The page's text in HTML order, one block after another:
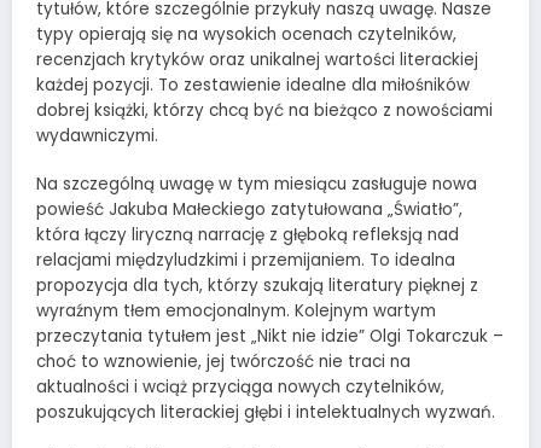
tytułów, które szczególnie przykuły naszą uwagę. Nasze
typy opierają się na wysokich ocenach czytelników,
recenzjach krytyków oraz unikalnej wartości literackiej
każdej pozycji. To zestawienie idealne dla miłośników
dobrej książki, którzy chcą być na bieżąco z nowościami
wydawniczymi.
Na szczególną uwagę w tym miesiącu zasługuje nowa
powieść Jakuba Małeckiego zatytułowana „Światło”,
która łączy liryczną narrację z głęboką refleksją nad
relacjami międzyludzkimi i przemijaniem. To idealna
propozycja dla tych, którzy szukają literatury pięknej z
wyraźnym tłem emocjonalnym. Kolejnym wartym
przeczytania tytułem jest „Nikt nie idzie” Olgi Tokarczuk –
choć to wznowienie, jej twórczość nie traci na
aktualności i wciąż przyciąga nowych czytelników,
poszukujących literackiej głębi i intelektualnych wyzwań.